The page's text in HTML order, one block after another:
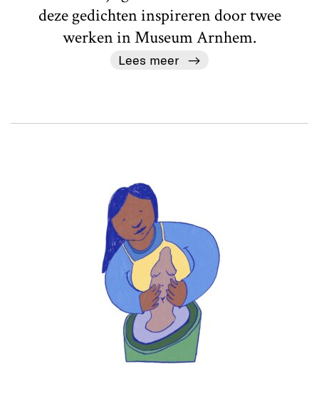
deze gedichten inspireren door twee
werken in Museum Arnhem.
Lees meer